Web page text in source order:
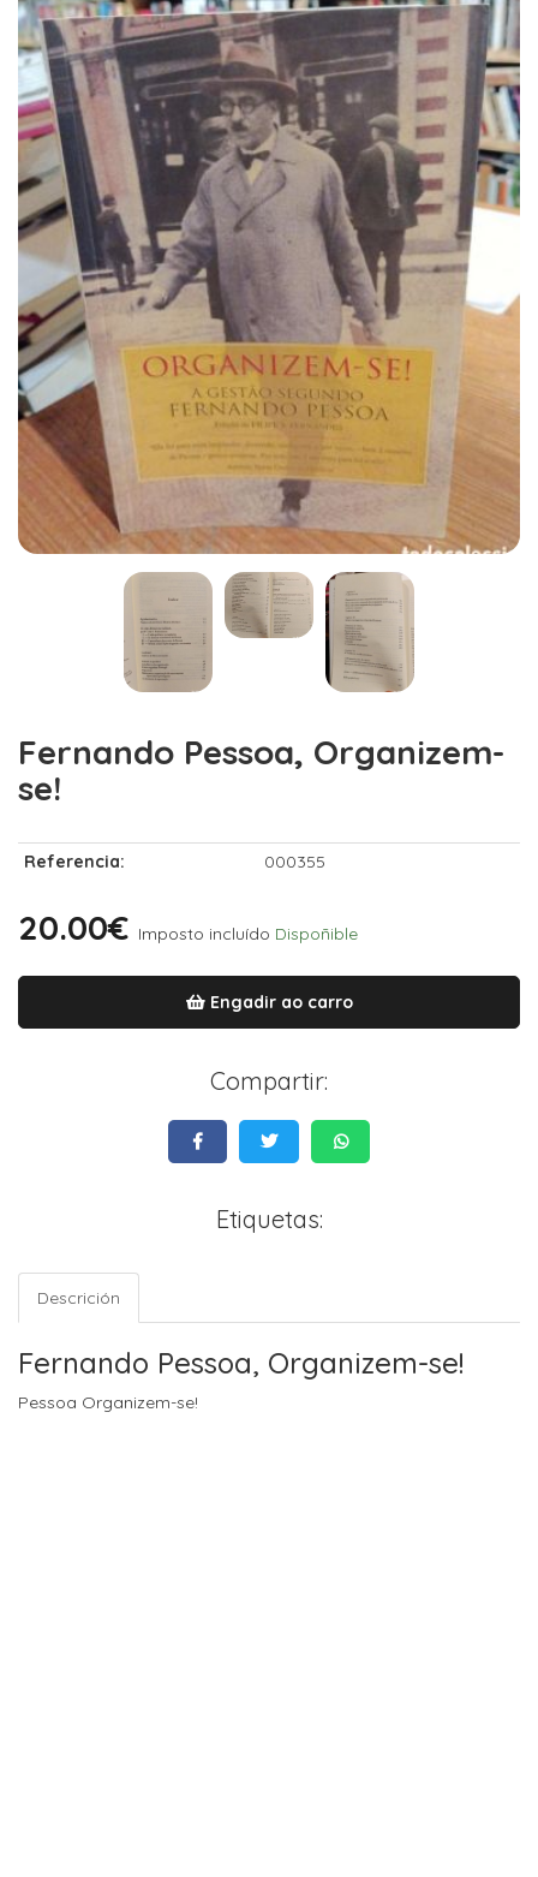
Fernando Pessoa, Organizem-
se!
Referencia: 000355
20.00€ Imposto incluído Dispoñible
Engadir ao carro
Compartir:
Etiquetas:
Descrición
Fernando Pessoa, Organizem-se!
Pessoa Organizem-se!